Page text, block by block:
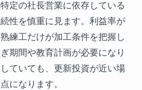
定の社長営業に依存している
性を慎重に見ます。利益率が
練工だけが加工条件を把握し
期間や教育計画が必要になり
ていても、更新投資が近い場
になります。